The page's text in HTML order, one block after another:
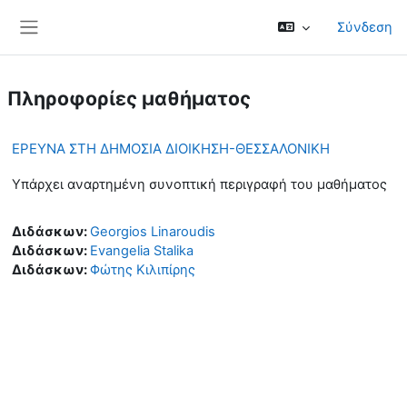
Σύνδεση
Πληροφορίες μαθήματος
ΕΡΕΥΝΑ ΣΤΗ ΔΗΜΟΣΙΑ ΔΙΟΙΚΗΣΗ-ΘΕΣΣΑΛΟΝΙΚΗ
Υπάρχει αναρτημένη συνοπτική περιγραφή του μαθήματος
Διδάσκων:Georgios Linaroudis
Διδάσκων: Evangelia Stalika
Διδάσκων:Φώτης Κιλιπίρης